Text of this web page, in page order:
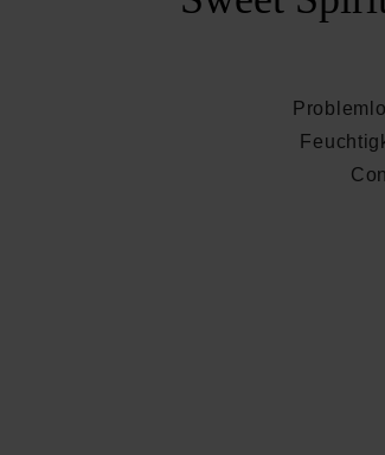
Durchschnittliche